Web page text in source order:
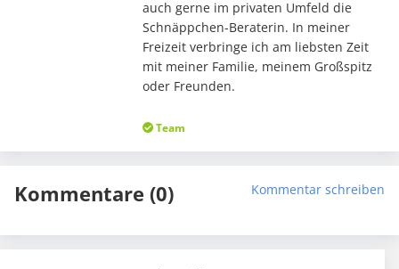
auch gerne im privaten Umfeld die
Schnäppchen-Beraterin. In meiner
Freizeit verbringe ich am liebsten Zeit
mit meiner Familie, meinem Großspitz
oder Freunden.
Team
Kommentare (0) Kommentar schreiben